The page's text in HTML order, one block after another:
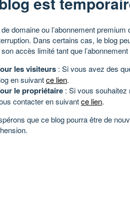
domaine ou l’abonnement
Dans certains cas, le blog
accès limité tant que
les visiteurs : Si vous avez des
en suivantce lien.
le propriétaire : Si vous souhaitez
contacter en suivantce lien.
que ce blog pourra être de